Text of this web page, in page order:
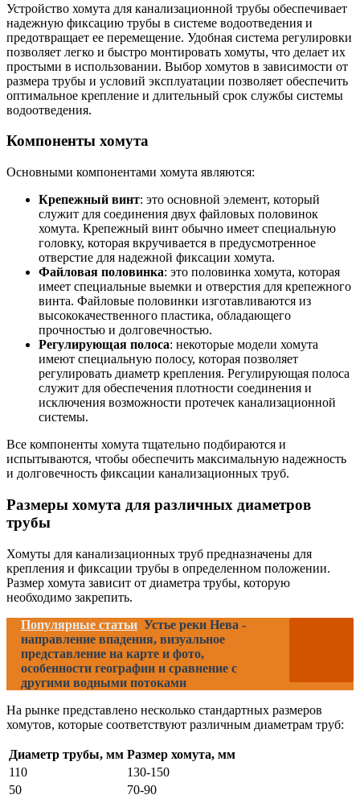
Устройство хомута для канализационной трубы обеспечивает
надежную фиксацию трубы в системе водоотведения и
предотвращает ее перемещение. Удобная система регулировки
позволяет легко и быстро монтировать хомуты, что делает их
простыми в использовании. Выбор хомутов в зависимости от
размера трубы и условий эксплуатации позволяет обеспечить
оптимальное крепление и длительный срок службы системы
водоотведения.
Компоненты хомута
Основными компонентами хомута являются:
Крепежный винт: это основной элемент, который
служит для соединения двух файловых половинок
хомута. Крепежный винт обычно имеет специальную
головку, которая вкручивается в предусмотренное
отверстие для надежной фиксации хомута.
Файловая половинка: это половинка хомута, которая
имеет специальные выемки и отверстия для крепежного
винта. Файловые половинки изготавливаются из
высококачественного пластика, обладающего
прочностью и долговечностью.
Регулирующая полоса: некоторые модели хомута
имеют специальную полосу, которая позволяет
регулировать диаметр крепления. Регулирующая полоса
служит для обеспечения плотности соединения и
исключения возможности протечек канализационной
системы.
Все компоненты хомута тщательно подбираются и
испытываются, чтобы обеспечить максимальную надежность
и долговечность фиксации канализационных труб.
Размеры хомута для различных диаметров
трубы
Хомуты для канализационных труб предназначены для
крепления и фиксации трубы в определенном положении.
Размер хомута зависит от диаметра трубы, которую
необходимо закрепить.
Популярные статьи Устье реки Нева -
направление впадения, визуальное
представление на карте и фото,
особенности географии и сравнение с
другими водными потоками
На рынке представлено несколько стандартных размеров
хомутов, которые соответствуют различным диаметрам труб:
Диаметр трубы, мм Размер хомута, мм
110
130-150
50
70-90